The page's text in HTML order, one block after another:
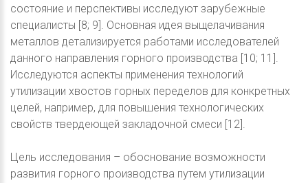
состояние и перспективы исследуют зарубежные
специалисты [8; 9]. Основная идея выщелачивания
металлов детализируется работами исследователей
данного направления горного производства [10; 11].
Исследуются аспекты применения технологий
утилизации хвостов горных переделов для конкретных
целей, например, для повышения технологических
свойств твердеющей закладочной смеси [12].
Цель исследования – обоснование возможности
развития горного производства путем утилизации